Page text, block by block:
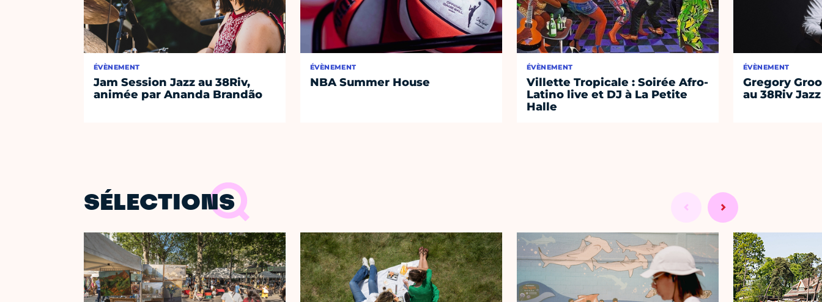
ÉVÈNEMENT
Jam Session Jazz au 38Riv,
animée par Ananda Brandão
ÉVÈNEMENT
NBA Summer House
ÉVÈNEMENT
Villette Tropicale : Soirée Afro-
Latino live et DJ à La Petite
Halle
ÉVÈNEMENT
Gregory
au 38Riv
SÉLECTIONS